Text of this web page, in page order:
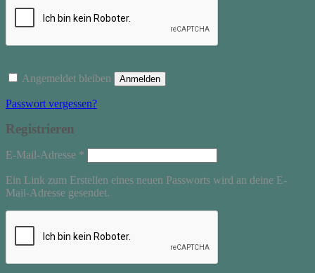
Angemeldet bleiben Anmelden
Passwort vergessen?
Registrieren
E-Mail-Adresse *
Ein Link zum Erstellen eines neuen Passworts wird an deine E-
Mail-Adresse gesendet.